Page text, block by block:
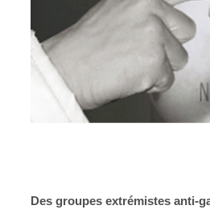
Des groupes extrémistes anti-